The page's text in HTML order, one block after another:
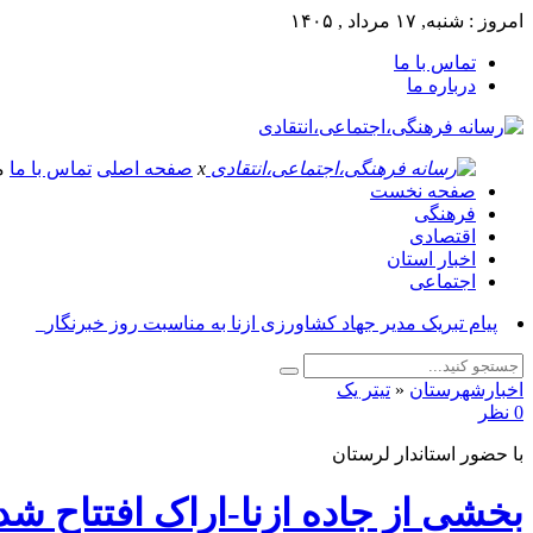
امروز : شنبه, ۱۷ مرداد , ۱۴۰۵
تماس با ما
درباره ما
x صفحه اصلی تماس با ما
صفحه نخست
فرهنگی
اقتصادی
اخبار استان
اجتماعی
پیام تبریک مدیر جهاد کشاورزی ازنا به مناسبت روز خبرنگار_
اخبارشهرستان « تیتر یک
0 نظر
با حضور استاندار لرستان
بخشی از جاده ازنا-اراک افتتاح